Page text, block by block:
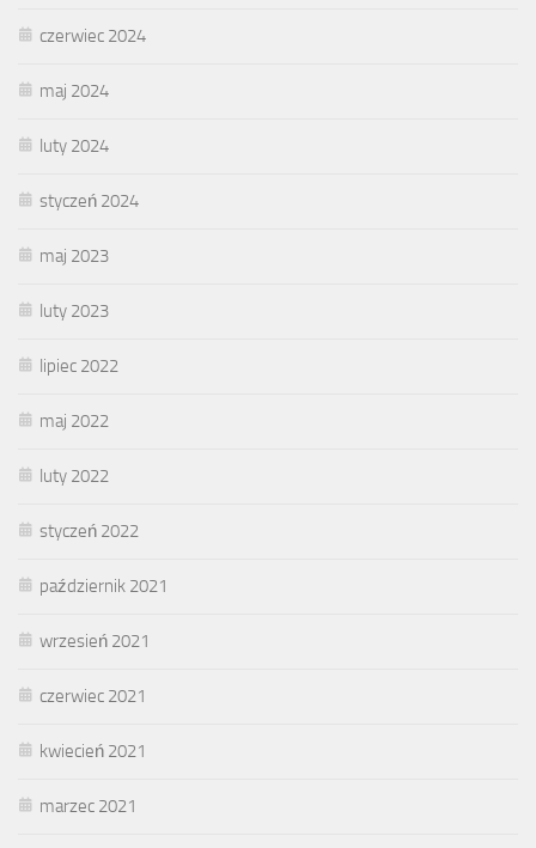
czerwiec 2024
maj 2024
luty 2024
styczeń 2024
maj 2023
luty 2023
lipiec 2022
maj 2022
luty 2022
styczeń 2022
październik 2021
wrzesień 2021
czerwiec 2021
kwiecień 2021
marzec 2021